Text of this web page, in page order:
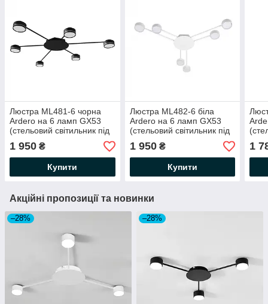
Люстра ML481-6 чорна
Ardero на 6 ламп GX53
(стельовий світильник під
змінні LED лампи)
770*765*60 мм
1 950 ₴
Купити
Люстра ML482-6 бiла
Ardero на 6 ламп GX53
(стельовий світильник під
змінні LED лампи)
843*766*60 мм
1 950₴
Купити
1
Акційні пропозиції та новинки
–28% –28%